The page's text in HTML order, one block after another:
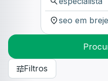
Filtros